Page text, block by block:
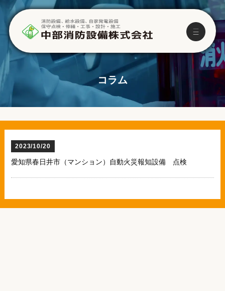
コラム
2023/10/20
愛知県春日井市（マンション）自動火災報知設備 点検